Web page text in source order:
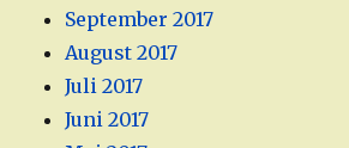
September 2017
August 2017
Juli 2017
Juni 2017